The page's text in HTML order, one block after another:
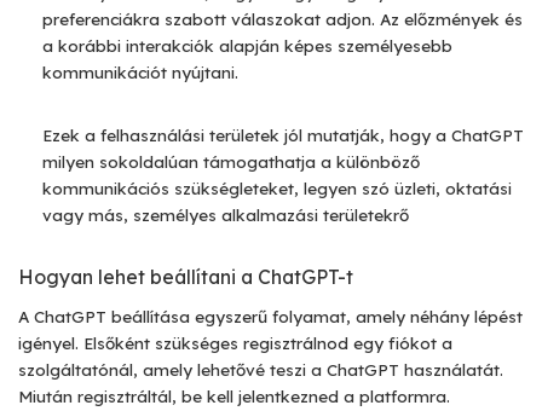
preferenciákra szabott válaszokat adjon. Az előzmények és
a korábbi interakciók alapján képes személyesebb
kommunikációt nyújtani.
Ezek a felhasználási területek jól mutatják, hogy a ChatGPT
milyen sokoldalúan támogathatja a különböző
kommunikációs szükségleteket, legyen szó üzleti, oktatási
vagy más, személyes alkalmazási területekrő
Hogyan lehet beállítani a ChatGPT-t
A ChatGPT beállítása egyszerű folyamat, amely néhány lépést
igényel. Elsőként szükséges regisztrálnod egy fiókot a
szolgáltatónál, amely lehetővé teszi a ChatGPT használatát.
Miután regisztráltál, be kell jelentkezned a platformra.